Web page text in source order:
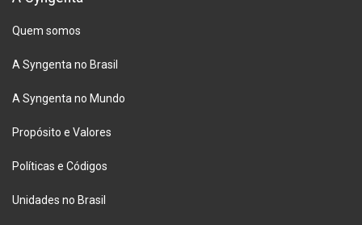
Quem somos
A Syngenta no Brasil
A Syngenta no Mundo
Propósito e Valores
Políticas e Códigos
Unidades no Brasil